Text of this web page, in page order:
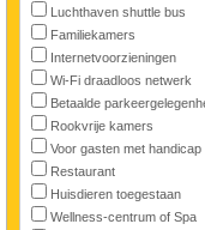
Luchthaven shuttle bus
Familiekamers
Internetvoorzieningen
Wi-Fi draadloos netwerk
Betaalde
Rookvrije kamers
Voor gasten met handicap
Restaurant
Huisdieren toegestaan
Wellness-centrum of Spa